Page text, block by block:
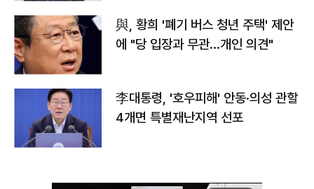
與, 황희 '폐기 버스 청년 주택' 제안
에 "당 입장과 무관…개인 의견"
李대통령, '호우피해' 안동·의성 관할
4개면 특별재난지역 선포